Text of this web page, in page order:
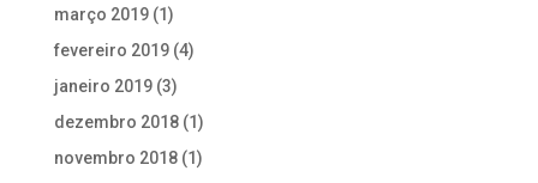
março 2019(1)
fevereiro 2019(4)
janeiro 2019(3)
dezembro 2018(1)
novembro 2018(1)